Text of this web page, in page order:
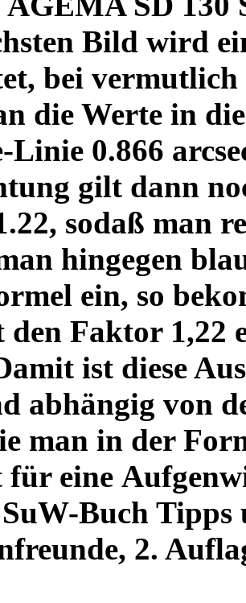
Bild wird
bei vermutlich
die Werte in
Linie 0.866
gilt dann
sodaß man
hingegen
ein, so
den Faktor 1,22
ist diese
abhängig von
man in der
für eine
Buch Tipps
2.